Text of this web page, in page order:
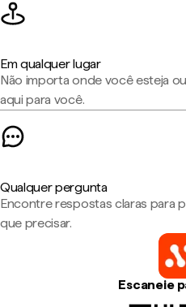
Em qualquer lugar
Não importa onde você esteja
aqui para você.
Qualquer pergunta
Encontre respostas claras para
que precisar.
Escaneie